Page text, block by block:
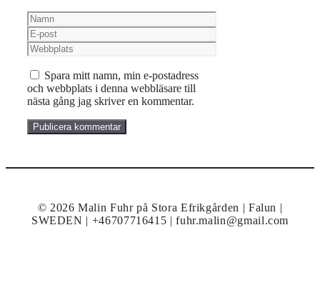
Namn
E-
post
Webbplats
Spara mitt namn, min e-postadress
och webbplats i denna webbläsare till
nästa gång jag skriver en kommentar.
© 2026 Malin Fuhr på Stora Efrikgården | Falun |
SWEDEN | +46707716415 | fuhr.malin@gmail.com